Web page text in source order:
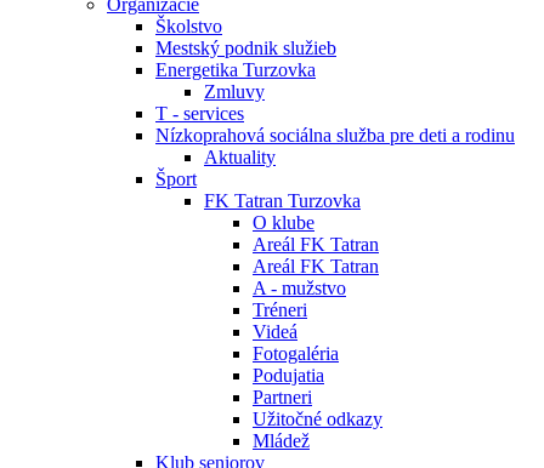
Organizácie
Školstvo
Mestský podnik služieb
Energetika Turzovka
Zmluvy
T - services
Nízkoprahová sociálna služba pre deti a rodinu
Aktuality
Šport
FK Tatran Turzovka
O klube
Areál FK Tatran
Areál FK Tatran
A - mužstvo
Tréneri
Videá
Fotogaléria
Podujatia
Partneri
Užitočné odkazy
Mládež
Klub seniorov